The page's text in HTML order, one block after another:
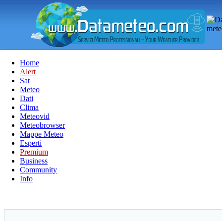
Home
Alert
Sat
Meteo
Dati
Clima
Meteovid
Meteobrowser
Mappe Meteo
Esperti
Premium
Business
Community
Info